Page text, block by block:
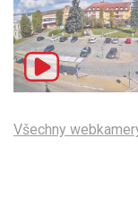
Všechny